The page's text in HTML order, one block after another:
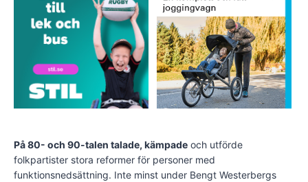
På 80- och 90-talen talade, kämpade och utförde
folkpartister stora reformer för personer med
funktionsnedsättning. Inte minst under Bengt Westerbergs